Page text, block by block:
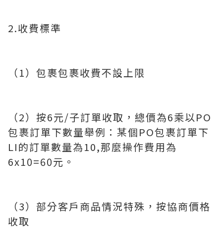
2.收費標準
（1）包裹包裹收費不設上限
（2）按6元/子訂單收取，總價為6乘以PO
包裹訂單下數量舉例：某個PO包裹訂單下
LI的訂單數量為10,那麼操作費用為
6x10=60元。
（3）部分客戶商品情況特殊，按協商價格
收取